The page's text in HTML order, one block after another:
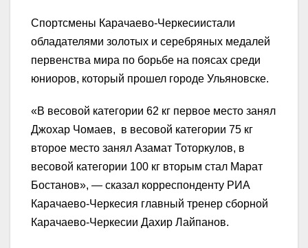
Спортсмены Карачаево-Черкесиистали
обладателями золотых и серебряных медалей
первенства мира по борьбе на поясах среди
юниоров, который прошел городе Ульяновске.
«В весовой категории 62 кг первое место занял
Джохар Чомаев, в весовой категории 75 кг
второе место занял Азамат Тоторкулов, в
весовой категории 100 кг вторым стал Марат
Бостанов», — сказал корреспонденту РИА
Карачаево-Черкесия главный тренер сборной
Карачаево-Черкесии Дахир Лайпанов.